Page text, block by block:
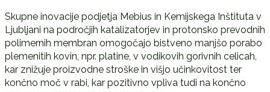
Skupne inovacije podjetja Mebius in Kemijskega Inštituta v
Ljubljani na področjih katalizatorjev in protonsko prevodnih
polimernih membran omogočajo bistveno manjšo porabo
plemenitih kovin, npr. platine, v vodikovih gorivnih celicah,
kar znižuje proizvodne stroške in višjo učinkovitost ter
končno moč v rabi, kar pozitivno vpliva tudi na končno